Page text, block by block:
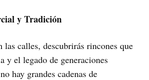
y Tradición
las calles, descubrirás rincones que
y el legado de generaciones
hay grandes cadenas de